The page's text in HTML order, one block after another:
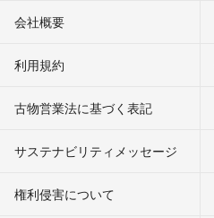
会社概要
利用規約
古物営業法に基づく表記
サステナビリティメッセージ
権利侵害について